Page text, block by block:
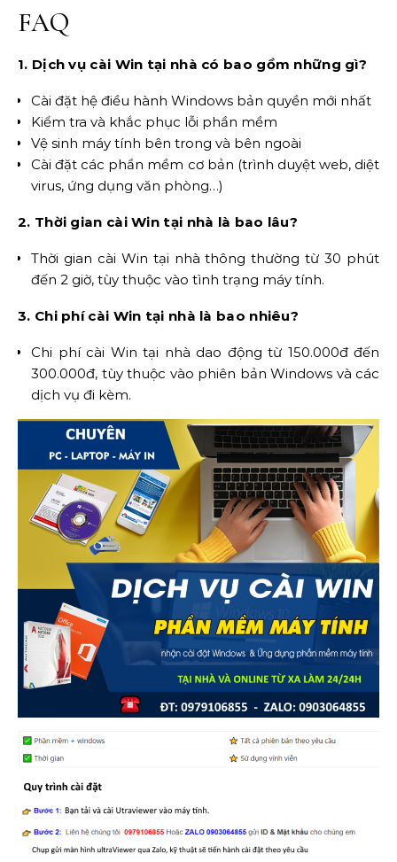
FAQ
1. Dịch vụ cài Win tại nhà có bao gồm những gì?
Cài đặt hệ điều hành Windows bản quyền mới nhất
Kiểm tra và khắc phục lỗi phần mềm
Vệ sinh máy tính bên trong và bên ngoài
Cài đặt các phần mềm cơ bản (trình duyệt web, diệt
virus, ứng dụng văn phòng…)
2. Thời gian cài Win tại nhà là bao lâu?
Thời gian cài Win tại nhà thông thường từ 30 phút
đến 2 giờ, tùy thuộc vào tình trạng máy tính.
3. Chi phí cài Win tại nhà là bao nhiêu?
Chi phí cài Win tại nhà dao động từ 150.000đ đến
300.000đ, tùy thuộc vào phiên bản Windows và các
dịch vụ đi kèm.